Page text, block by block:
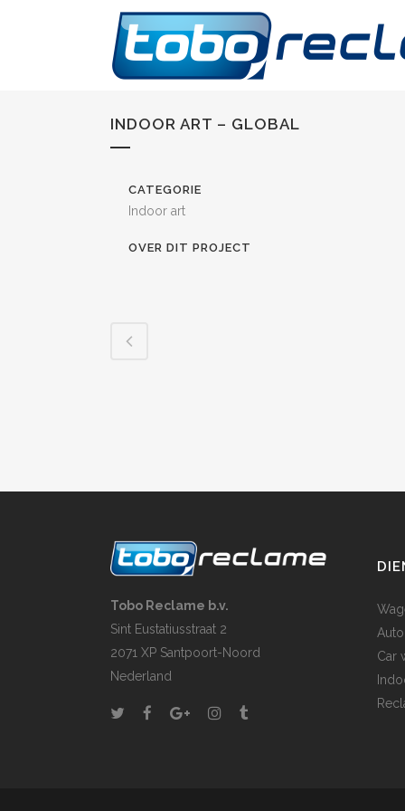
INDOOR ART – GLOBAL
CATEGORIE
Indoor art
OVER DIT PROJECT
Tobo Reclame b.v.
Sint Eustatiusstraat 2
2071 XP Santpoort-Noord
Nederland
Car